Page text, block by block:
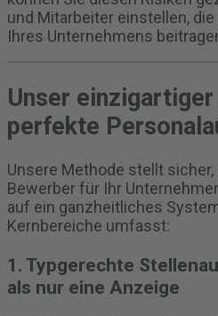
und Mitarbeiter einstellen,
Ihres Unternehmens
Unser
perfekte
Unsere Methode stellt
Bewerber für Ihr
auf ein ganzheitliches
Kernbereiche umfasst:
1. Typgerechte
als nur eine Anzeige